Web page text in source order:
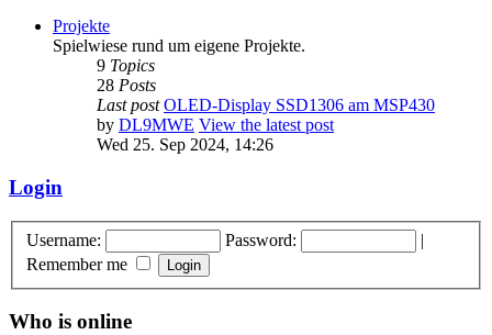
Projekte
Spielwiese rund um eigene Projekte.
9 Topics
28 Posts
Last post OLED-Display SSD1306 am MSP430
by DL9MWE View the latest post
Wed 25. Sep 2024, 14:26
Login
Username: Password:
|
Remember me
Who is online